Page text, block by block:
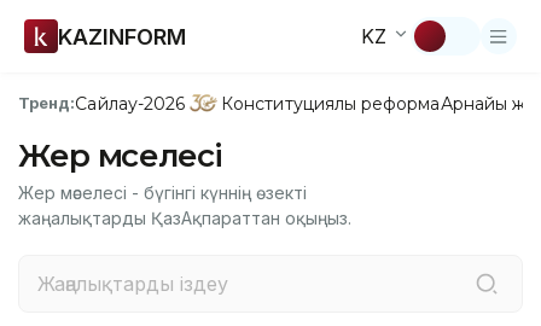
KAZINFORM KZ
Тренд:Сайлау-2026 Конституциялық реформаАрнайы
Жер мәселесі
Жер мәселесі - бүгінгі күннің өзекті
жаңалықтарды ҚазАқпараттан оқыңыз.